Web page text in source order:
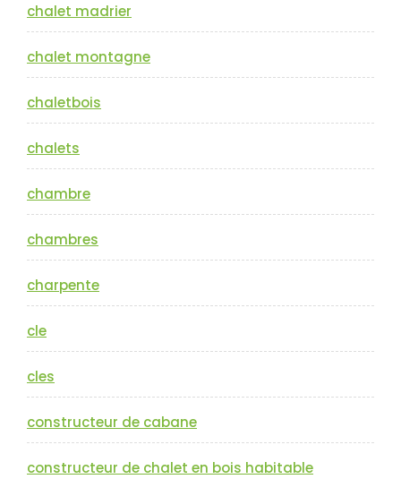
chalet madrier
chalet montagne
chaletbois
chalets
chambre
chambres
charpente
cle
cles
constructeur de cabane
constructeur de chalet en bois habitable